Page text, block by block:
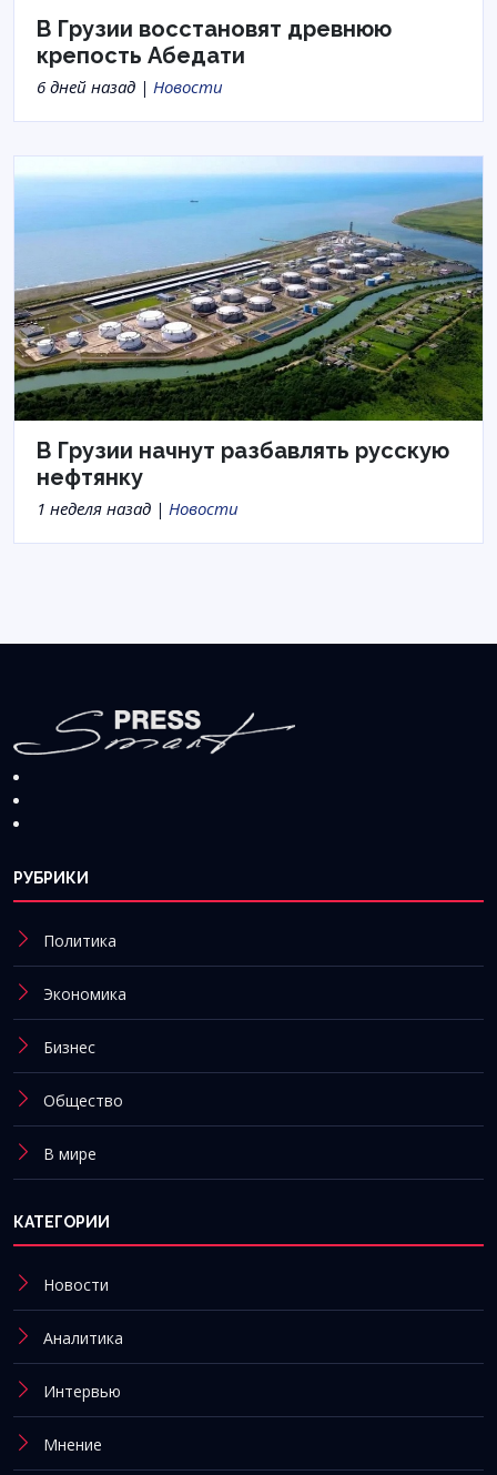
В Грузии восстановят древнюю
крепость Абедати
6 дней назад | Новости
В Грузии начнут разбавлять русскую
нефтянку
1 неделя назад | Новости
РУБРИКИ
Политика
Экономика
Бизнес
Общество
В мире
КАТЕГОРИИ
Новости
Аналитика
Интервью
Мнение